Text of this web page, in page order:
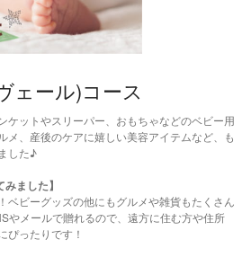
ール)コース
ケットやスリーパー、おもちゃなどのベビー用
メ、産後のケアに嬉しい美容アイテムなど、も
した♪
ました】
ベビーグッズの他にもグルメや雑貨もたくさん
やメールで贈れるので、遠方に住む方や住所
ぴったりです！